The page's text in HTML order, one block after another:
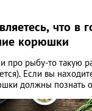
что в
корюшки
про рыбу-то такую
Если вы
должны познать